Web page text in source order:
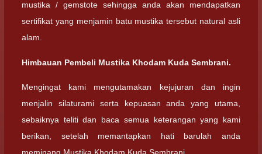
mustika / gemstote sehingga anda akan mendapatkan
sertifikat yang menjamin batu mustika tersebut natural asli
alam.
Himbauan Pembeli Mustika Khodam Kuda Sembrani.
Mengingat kami mengutamakan kejujuran dan ingin
menjalin silaturami serta kepuasan anda yang utama,
sebaiknya teliti dan baca semua keterangan yang kami
berikan, setelah memantapkan hati barulah anda
meminang Mustika Khodam Kuda Sembrani